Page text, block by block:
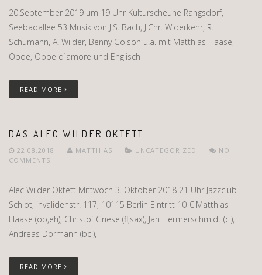
20.September 2019 um 19 Uhr Kulturscheune Rangsdorf,
Seebadallee 53 Musik von J.S. Bach, J.Chr. Widerkehr, R.
Schumann, A. Wilder, Benny Golson u.a. mit Matthias Haase,
Oboe, Oboe d´amore und Englisch
READ MORE
DAS ALEC WILDER OKTETT
22.08.2018 MATTHIAS UNCATEGORIZED
NO
COMMENTS
Alec Wilder Oktett Mittwoch 3. Oktober 2018 21 Uhr Jazzclub
Schlot, Invalidenstr. 117, 10115 Berlin Eintritt 10 € Matthias
Haase (ob,eh), Christof Griese (fl,sax), Jan Hermerschmidt (cl),
Andreas Dormann (bcl),
READ MORE